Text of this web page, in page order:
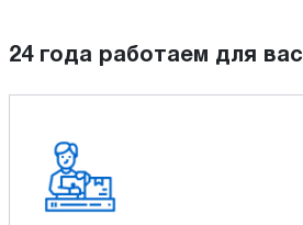
24 года работаем для вас